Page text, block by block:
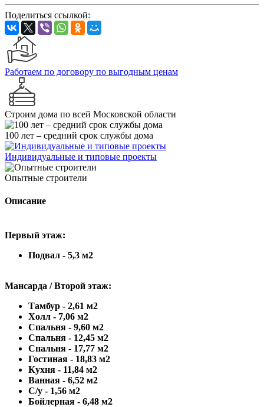
Поделиться ссылкой:
Работаем по договору по выгодным ценам
Строим дома по всей Московской области
100 лет – средний срок службы дома
Индивидуальные и типовые проекты
Опытные строители
Описание
Первый этаж:
Подвал - 5,3 м2
Мансарда / Второй этаж:
Тамбур - 2,61 м2
Холл - 7,06 м2
Спальня - 9,60 м2
Спальня - 12,45 м2
Спальня - 17,77 м2
Гостиная - 18,83 м2
Кухня - 11,84 м2
Ванная - 6,52 м2
С/у - 1,56 м2
Бойлерная - 6,48 м2